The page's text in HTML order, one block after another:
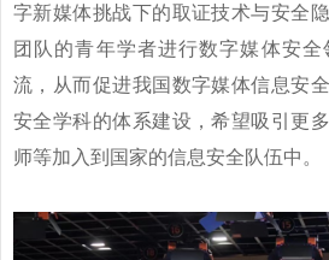
字新媒体挑战下的取证技术与安全
团队的青年学者进行数字媒体安
流，从而促进我国数字媒体信息安
安全学科的体系建设，希望吸引更
师等加入到国家的信息安全队伍中。